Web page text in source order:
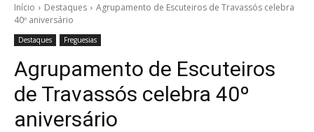
Início Destaques
Agrupamento de Escuteiros de Travassós celebra
40º aniversário
Destaques Freguesias
Agrupamento de Escuteiros
de Travassós celebra 40º
aniversário